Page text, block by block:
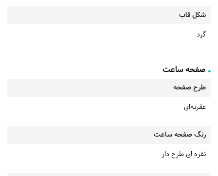
شکل قاب
گرد
صفحه ساعت
طرح صفحه
عقربه‌ای
رنگ صفحه ساعت
نقره ای طرح دار